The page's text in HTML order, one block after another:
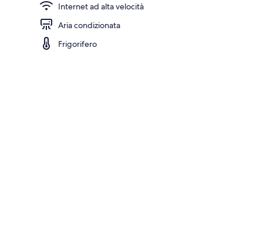
Internet ad alta velocità
Aria condizionata
Frigorifero